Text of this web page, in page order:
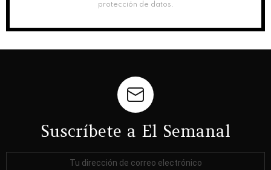
protección de datos.
Suscríbete a El Semanal